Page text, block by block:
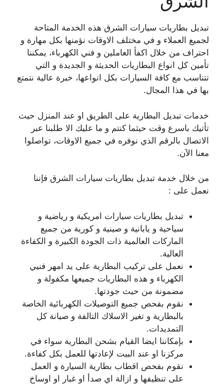
تبديل بطاريات سيارات الشرق هذه الخدمة المتاحة
لجميع العملاء و في مختلف الاوقات نؤمنها بكل مهارة و
احتراف من خلال اكفأ العاملين و فني الكهرباء، يمكننا
تأمين كل انواع البطاريات الحديثة و الجديدة و التي
تتناسب مع كافة السيارات بكل انواعها، خبرة عالية نتمتع
بها في هذا المجال.
خدمات تبديل البطارية على الطريق او عند المنزل حيث
تأتيك باسرع وقت حيثما كنتم و ما عليك الا طلبنا عبر
الاتصال بالرقم الذي نوفره في جميع الاوقات، تواصلوا
معنا الآن.
من خلال خدمة تبديل بطاريات سيارات الشرق فإننا
نعمل على :
تبديل بطاريات سيارات امريكية و رياضية و
سياحية و يابانية و صينية و كورية من جميع
الماركات العالمية ذات الجودة الكبيرة و الكفاءة
العالية.
نعمل على تركيب البطارية على يد امهر فنيي
الكهرباء و هذه البطاريات جميعها مكفولة و
مضمونة من حيث جودتها.
نقوم بفحص جميع التوصيلات الكهربائية الخاصة
بالبطارية و تغير الاسلاك التالفة و صيانة كل
التمديدات.
بإمكاننا ايضا القيام بشحن البطارية سواء في
مركزنا او عند البيت لإعادتها للعمل بكل كفاءة.
نقوم بفحص اقطاب بطارية السيارة و العمل
على تنظيفها و ازالة اي صدأ او غبار او اوساخ